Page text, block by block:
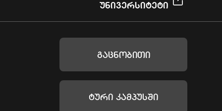
Უნივერსიტეტი
Გაცნობითი
Ტური Კამპუსში